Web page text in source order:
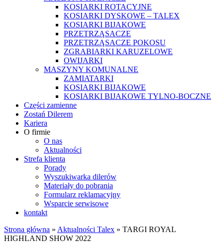
KOSIARKI ROTACYJNE
KOSIARKI DYSKOWE – TALEX
KOSIARKI BIJAKOWE
PRZETRZĄSACZE
PRZETRZĄSACZE POKOSU
ZGRABIARKI KARUZELOWE
OWIJARKI
MASZYNY KOMUNALNE
ZAMIATARKI
KOSIARKI BIJAKOWE
KOSIARKI BIJAKOWE TYLNO-BOCZNE
Części zamienne
Zostań Dilerem
Kariera
O firmie
O nas
Aktualności
Strefa klienta
Porady
Wyszukiwarka dilerów
Materiały do pobrania
Formularz reklamacyjny
Wsparcie serwisowe
kontakt
Strona główna » Aktualności Talex » TARGI ROYAL
HIGHLAND SHOW 2022